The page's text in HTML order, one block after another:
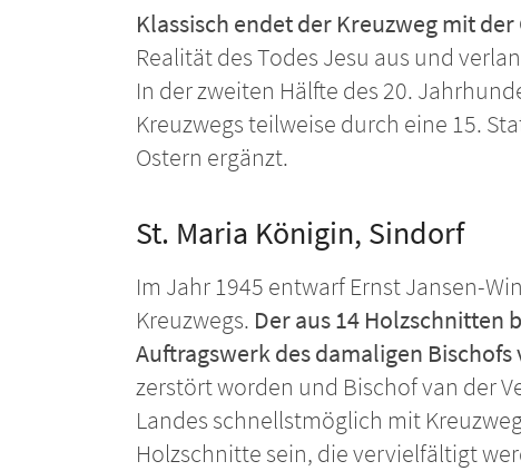
Klassisch endet der Kreuzweg mit
Realität des Todes Jesu aus und
In der zweiten Hälfte des 20.
Kreuzwegs teilweise durch eine 15.
Ostern ergänzt.
St. Maria Königin, Sindorf
Im Jahr 1945 entwarf Ernst Jansen-
Kreuzwegs. Der aus 14 Holzschnitten
Auftragswerk des damaligen Bischofs
zerstört worden und Bischof van der
Landes schnellstmöglich mit
Holzschnitte sein, die vervielfältigt